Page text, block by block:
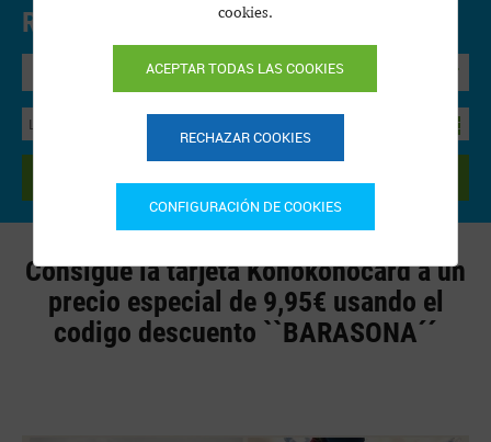
Reservar Online.
Consigue la tarjeta Konokonocard a un
precio especial de 9,95€ usando el
codigo descuento ``BARASONA´´
cookies.
ACEPTAR TODAS LAS COOKIES
RECHAZAR COOKIES
CONFIGURACIÓN DE COOKIES